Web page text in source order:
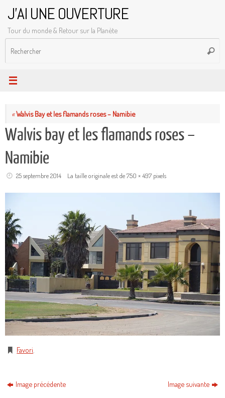
contenu
J'AI UNE OUVERTURE
Tour du monde & Retour sur la Planète
«Walvis Bay et les flamands roses – Namibie
Walvis bay et les flamands roses –
Namibie
25 septembre 2014 La taille originale est de750 × 497pixels
Favori
Image précédente Image suivante